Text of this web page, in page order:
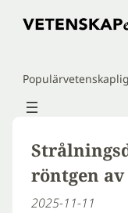
Hoppa
röntgen
2025-11-11